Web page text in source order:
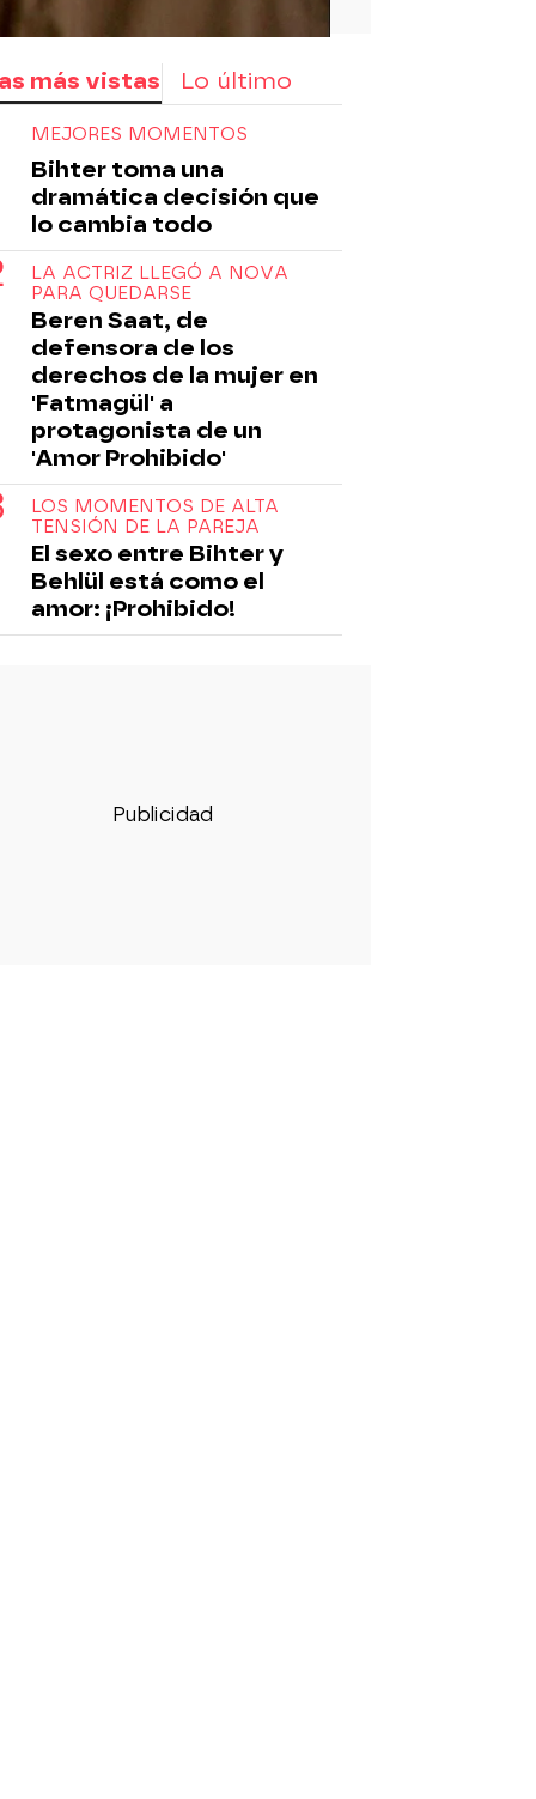
más vistas Lo último
MEJORES MOMENTOS
Bihter toma una
dramática decisión que
lo cambia todo
LA ACTRIZ LLEGÓ A NOVA
PARA QUEDARSE
Beren Saat, de
defensora de los
derechos de la mujer en
'Fatmagül' a
protagonista de un
'Amor Prohibido'
LOS MOMENTOS DE ALTA
TENSIÓN DE LA PAREJA
El sexo entre Bihter y
Behlül está como el
amor: ¡Prohibido!